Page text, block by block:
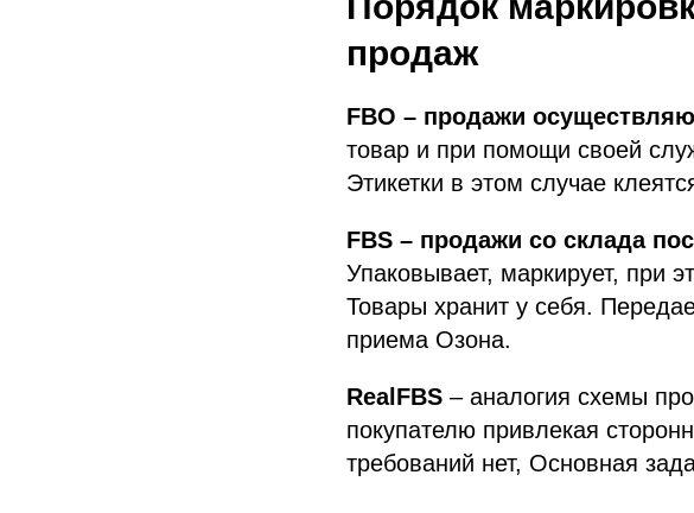
продаж
FBO – продажи
товар и при помощи своей
Этикетки в этом случае
FBS – продажи со склада
Упаковывает, маркирует, при
Товары хранит у себя.
приема Озона.
RealFBS – аналогия схемы
покупателю привлекая
требований нет, Основная